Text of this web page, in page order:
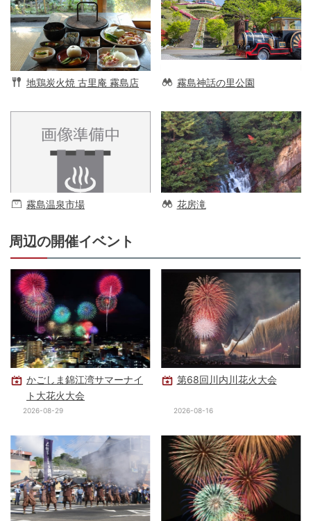
地鶏炭火焼 古里庵 霧島店 霧島神話の里公園
霧島温泉市場 花房滝
周辺の開催イベント
かごしま錦江湾サマーナイ
ト大花火大会
2026-08-29
第68回川内川花火大会
2026-08-16